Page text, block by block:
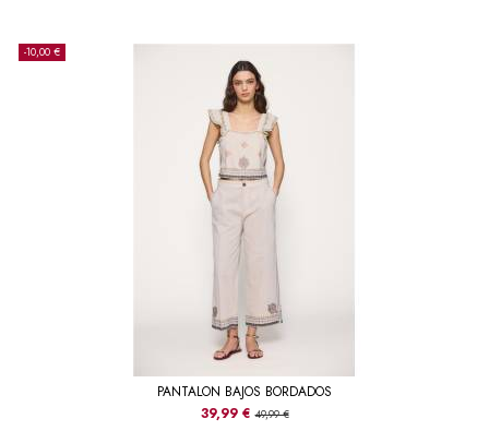
-10,00 €
PANTALON BAJOS BORDADOS
39,99 € 49,99 €